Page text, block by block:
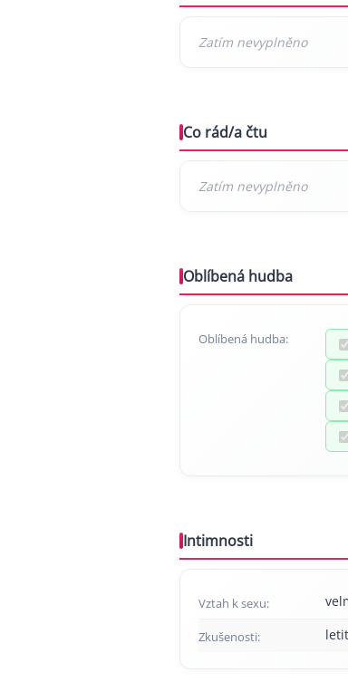
Co rád/a čtu
Oblíbená hudba
Oblíbená hudba:
Intimnosti
Vztah k sexu:
Zkušenosti: